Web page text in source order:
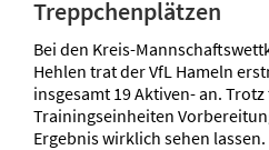
Treppchenplätzen
Bei den Kreis-
Hehlen trat der VfL Hameln
insgesamt 19 Aktiven- an.
Trainingseinheiten
Ergebnis wirklich sehen lassen.